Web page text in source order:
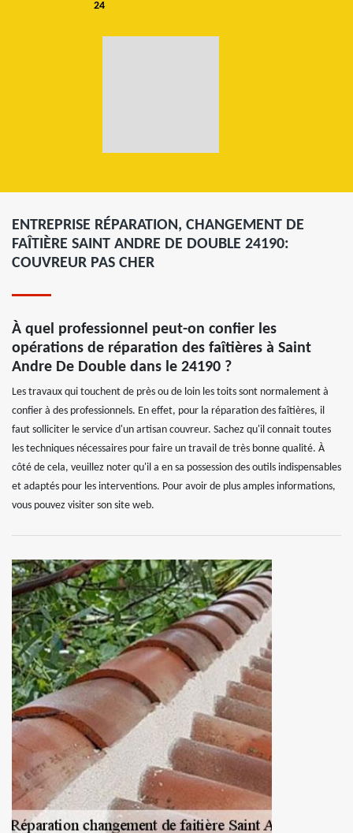
24
ENTREPRISE RÉPARATION, CHANGEMENT DE
FAÎTIÈRE SAINT ANDRE DE DOUBLE 24190:
COUVREUR PAS CHER
À quel professionnel peut-on confier les
opérations de réparation des faîtières à Saint
Andre De Double dans le 24190 ?
Les travaux qui touchent de près ou de loin les toits sont normalement à
confier à des professionnels. En effet, pour la réparation des faîtières, il
faut solliciter le service d'un artisan couvreur. Sachez qu'il connait toutes
les techniques nécessaires pour faire un travail de très bonne qualité. À
côté de cela, veuillez noter qu'il a en sa possession des outils indispensables
et adaptés pour les interventions. Pour avoir de plus amples informations,
vous pouvez visiter son site web.